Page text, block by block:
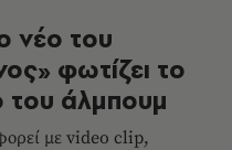
νέο του
φωτίζει το
του άλμπουμ
με video clip,